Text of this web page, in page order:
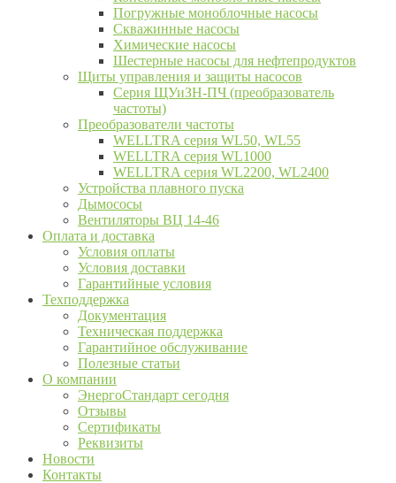
Погружные моноблочные насосы
Скважинные насосы
Химические насосы
Шестерные насосы для нефтепродуктов
Щиты управления и защиты насосов
Серия ЩУиЗН-ПЧ (преобразователь
частоты)
Преобразователи частоты
WELLTRA cерия WL50, WL55
WELLTRA cерия WL1000
WELLTRA серия WL2200, WL2400
Устройства плавного пуска
Дымососы
Вентиляторы ВЦ 14-46
Оплата и доставка
Условия оплаты
Условия доставки
Гарантийные условия
Техподдержка
Документация
Техническая поддержка
Гарантийное обслуживание
Полезные статьи
О компании
ЭнергоСтандарт сегодня
Отзывы
Сертификаты
Реквизиты
Новости
Контакты